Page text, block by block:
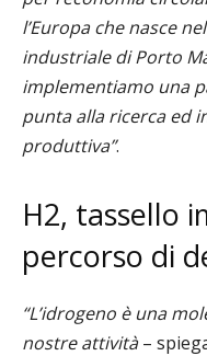
l’Europa che nasce
industriale di Porto
implementiamo una
punta alla ricerca ed
produttiva”.
H2, tassello
percorso di
“L’idrogeno è una
nostre attività–